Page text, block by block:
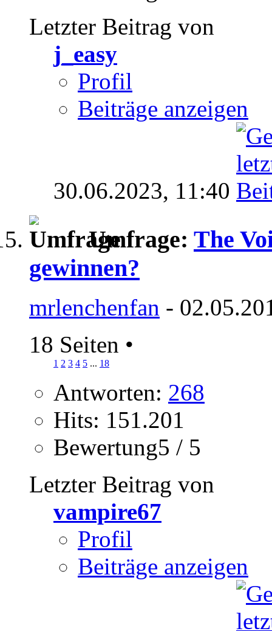
Letzter Beitrag von
j_easy
Profil
Beiträge anzeigen
30.06.2023, 11:40
Umfrage: The
gewinnen?
mrlenchenfan -
18 Seiten •
1 2 3 4 5 ... 18
Antworten: 268
Hits: 151.201
Bewertung5 / 5
Letzter Beitrag von
vampire67
Profil
Beiträge anzeigen